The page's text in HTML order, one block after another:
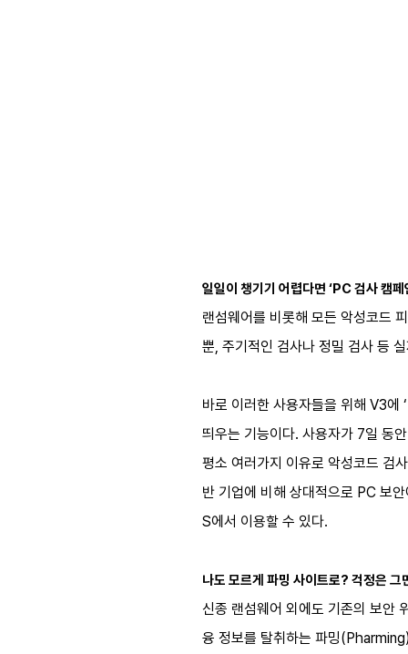
일일이 챙기기 어렵다면 ‘PC 검사 캠
랜섬웨어를 비롯해 모든 악성코드
뿐, 주기적인 검사나 정밀 검사 등
바로 이러한 사용자들을 위해 V3에
띄우는 기능이다. 사용자가 7일 동
평소 여러가지 이유로 악성코드 검
반 기업에 비해 상대적으로 PC 보
S에서 이용할 수 있다.
나도 모르게 파밍 사이트로? 걱정은 그
신종 랜섬웨어 외에도 기존의 보안
융 정보를 탈취하는 파밍